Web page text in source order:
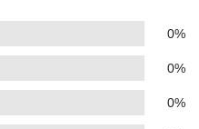
0%
0%
0%